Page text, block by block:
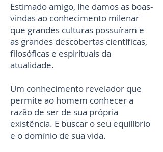
Estimado amigo, lhe damos as boas-
vindas ao conhecimento milenar
que grandes culturas possuíram e
as grandes descobertas científicas,
filosóficas e espirituais da
atualidade.
Um conhecimento revelador que
permite ao homem conhecer a
razão de ser de sua própria
existência. E buscar o seu equilíbrio
e o domínio de sua vida.